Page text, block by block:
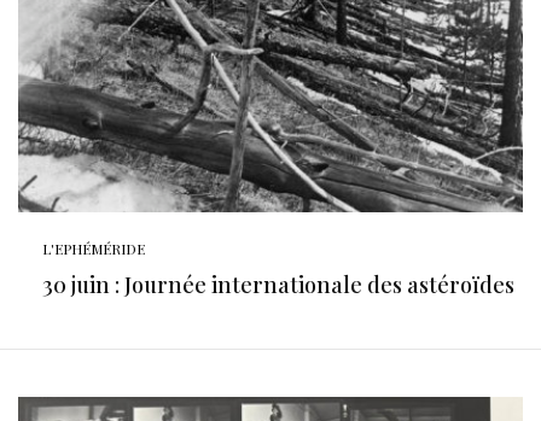
L'EPHÉMÉRIDE
30 juin : Journée internationale des astéroïdes